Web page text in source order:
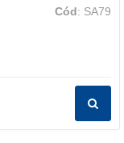
Cód: SA79